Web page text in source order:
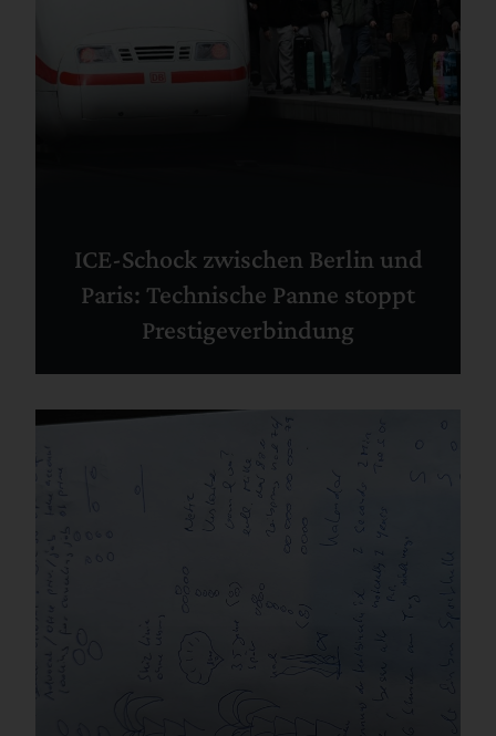
ICE-Schock zwischen Berlin und
Paris: Technische Panne stoppt
Prestigeverbindung